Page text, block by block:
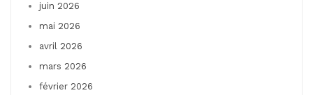
juin 2026
mai 2026
avril 2026
mars 2026
février 2026